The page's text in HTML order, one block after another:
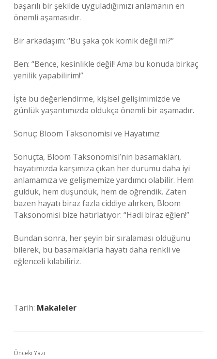
başarılı bir şekilde uyguladığımızı anlamanın en
önemli aşamasıdır.
Bir arkadaşım: “Bu şaka çok komik değil mi?”
Ben: “Bence, kesinlikle değil! Ama bu konuda birkaç
yenilik yapabilirim!”
İşte bu değerlendirme, kişisel gelişimimizde ve
günlük yaşantımızda oldukça önemli bir aşamadır.
Sonuç: Bloom Taksonomisi ve Hayatımız
Sonuçta, Bloom Taksonomisi’nin basamakları,
hayatımızda karşımıza çıkan her durumu daha iyi
anlamamıza ve gelişmemize yardımcı olabilir. Hem
güldük, hem düşündük, hem de öğrendik. Zaten
bazen hayatı biraz fazla ciddiye alırken, Bloom
Taksonomisi bize hatırlatıyor: “Hadi biraz eğlen!”
Bundan sonra, her şeyin bir sıralaması olduğunu
bilerek, bu basamaklarla hayatı daha renkli ve
eğlenceli kılabiliriz.
Tarih: Makaleler
Önceki Yazı